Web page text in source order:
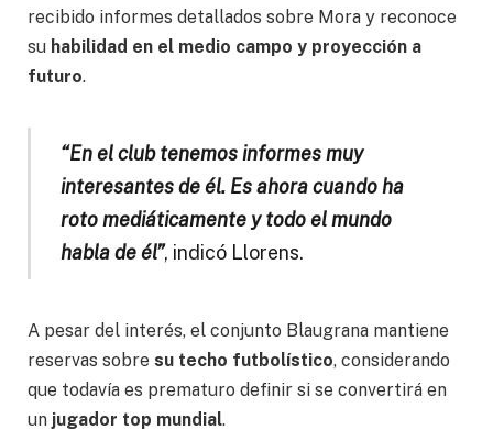
recibido informes detallados sobre Mora y reconoce
su habilidad en el medio campo y proyección a
futuro.
“En el club tenemos informes muy
interesantes de él. Es ahora cuando ha
roto mediáticamente y todo el mundo
habla de él”, indicó Llorens.
A pesar del interés, el conjunto Blaugrana mantiene
reservas sobre su techo futbolístico, considerando
que todavía es prematuro definir si se convertirá en
un jugador top mundial.